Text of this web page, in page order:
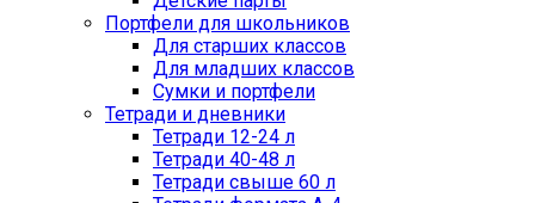
Портфели для школьников
Для старших классов
Для младших классов
Сумки и портфели
Тетради и дневники
Тетради 12-24 л
Тетради 40-48 л
Тетради свыше 60 л